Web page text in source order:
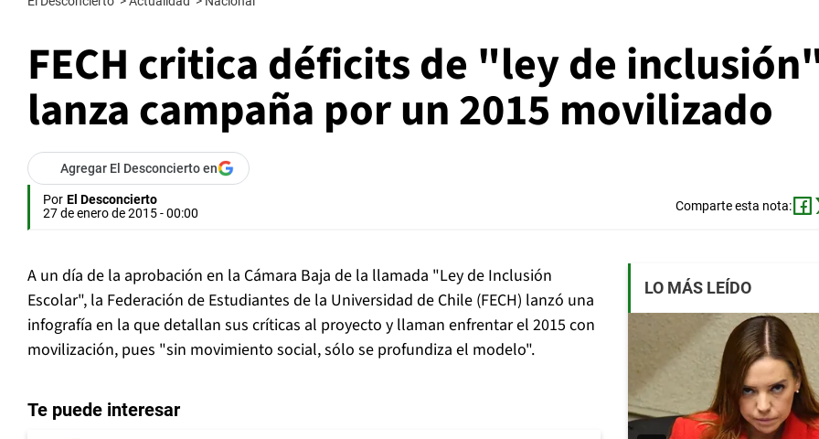
FECH critica déficits de "ley de
lanza campaña por un 2015 movilizado
Agregar El Desconcierto en
Por El Desconcierto
27 de enero de 2015 - 00:00
Comparte esta nota:
A un día de la aprobación en la Cámara Baja de la llamada "Ley de Inclusión
Escolar", la Federación de Estudiantes de la Universidad de Chile (FECH) lanzó una
infografía en la que detallan sus críticas al proyecto y llaman enfrentar el 2015 con
movilización, pues "sin movimiento social, sólo se profundiza el modelo".
Te puede interesar
LO MÁS LEÍDO